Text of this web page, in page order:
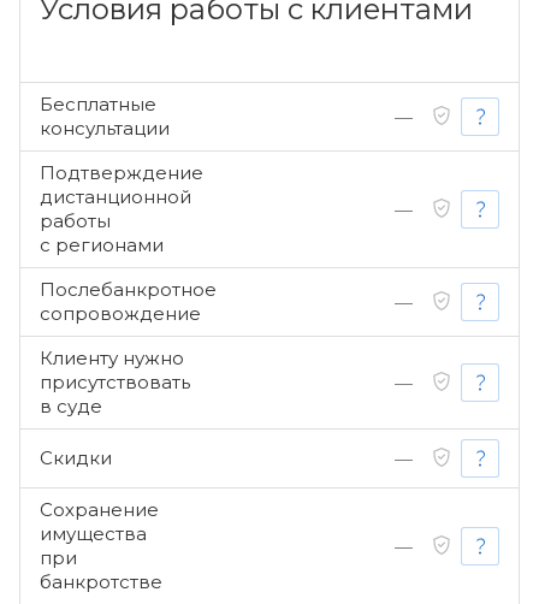
Условия работы с клиентами
Бесплатные
консультации
—
Подтверждение
дистанционной
работы
с регионами
—
Послебанкротное
сопровождение
—
Клиенту нужно
присутствовать
в суде
—
Скидки —
Сохранение
имущества
при
банкротстве
—